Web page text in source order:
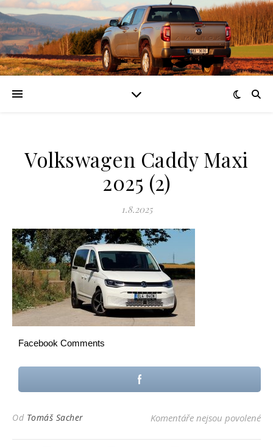
Volkswagen Caddy Maxi
2025 (2)
1.8.2025
Facebook Comments
Od Tomáš Sacher Komentáře nejsou povolenéu